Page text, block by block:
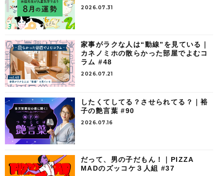
2026.07.31
家事がラクな人は“動線”を見ている｜
カネノミホの散らかった部屋でよむコ
ラム #48
2026.07.21
したくてしてる？させられてる？｜裕
子の艶言葉 #90
2026.07.16
だって、男の子だもん！｜PIZZA
MADのズッコケ３人組 #37